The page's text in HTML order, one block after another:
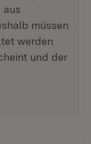
aus
müssen
werden
und der